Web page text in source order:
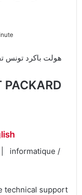
| informatique /
technical support